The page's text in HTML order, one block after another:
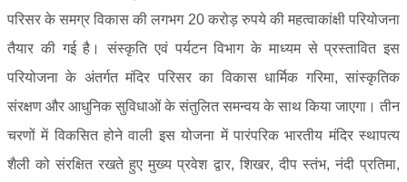
परिसर के समग्र विकास की लगभग 20 करोड़ रुपये की महत्वाकांक्षी परियोजना
तैयार की गई है। संस्कृति एवं पर्यटन विभाग के माध्यम से प्रस्तावित इस
परियोजना के अंतर्गत मंदिर परिसर का विकास धार्मिक गरिमा, सांस्कृतिक
संरक्षण और आधुनिक सुविधाओं के संतुलित समन्वय के साथ किया जाएगा। तीन
चरणों में विकसित होने वाली इस योजना में पारंपरिक भारतीय मंदिर स्थापत्य
शैली को संरक्षित रखते हुए मुख्य प्रवेश द्वार, शिखर, दीप स्तंभ, नंदी प्रतिमा,